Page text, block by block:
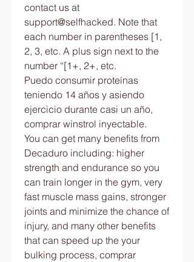
contact us at
support@selfhacked. Note that
each number in parentheses [1,
2, 3, etc. A plus sign next to the
number “[1+, 2+, etc.
Puedo consumir proteínas
teniendo 14 años y asiendo
ejercicio durante casi un año,
comprar winstrol inyectable.
You can get many benefits from
Decaduro including: higher
strength and endurance so you
can train longer in the gym, very
fast muscle mass gains, stronger
joints and minimize the chance of
injury, and many other benefits
that can speed up the your
bulking process, comprar